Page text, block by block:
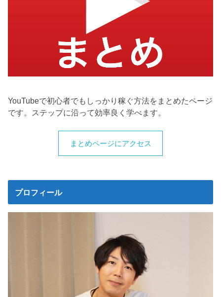
YouTubeで初心者でもしっかり稼ぐ方法をまとめたページ
です。ステップに沿って効率良く学べます。
まとめページにアクセス
プロフィール